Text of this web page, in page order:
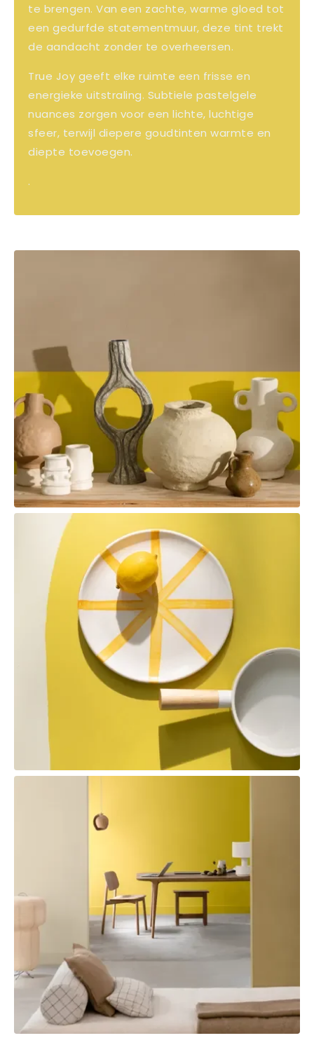
te brengen. Van een zachte, warme gloed tot
een gedurfde statementmuur, deze tint trekt
de aandacht zonder te overheersen.
True Joy geeft elke ruimte een frisse en
energieke uitstraling. Subtiele pastelgele
nuances zorgen voor een lichte, luchtige
sfeer, terwijl diepere goudtinten warmte en
diepte toevoegen.
.